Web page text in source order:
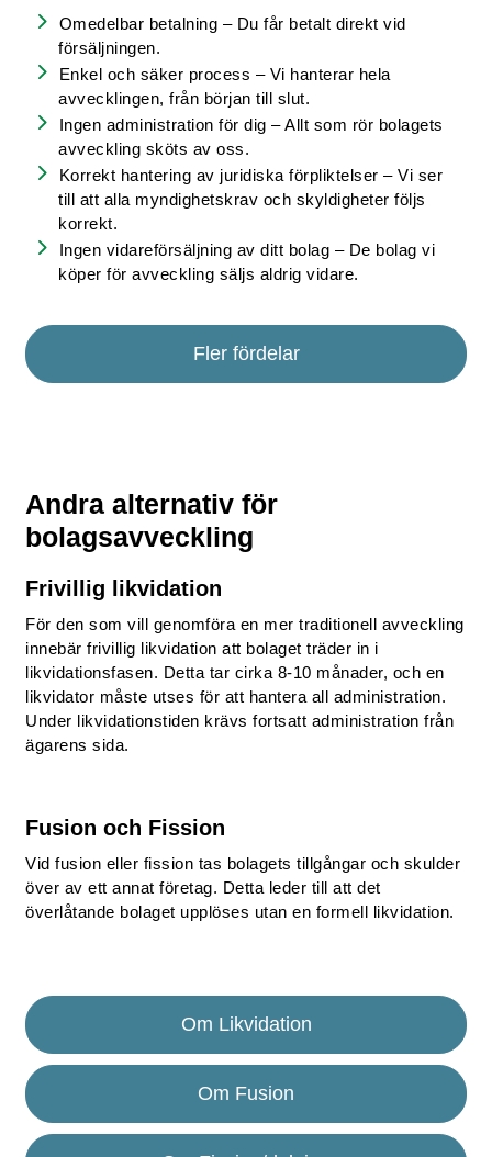
Omedelbar betalning – Du får betalt direkt vid
försäljningen.
Enkel och säker process – Vi hanterar hela
avvecklingen, från början till slut.
Ingen administration för dig – Allt som rör bolagets
avveckling sköts av oss.
Korrekt hantering av juridiska förpliktelser – Vi ser
till att alla myndighetskrav och skyldigheter följs
korrekt.
Ingen vidareförsäljning av ditt bolag – De bolag vi
köper för avveckling säljs aldrig vidare.
Fler fördelar
Andra alternativ för
bolagsavveckling
Frivillig likvidation
För den som vill genomföra en mer traditionell avveckling
innebär frivillig likvidation att bolaget träder in i
likvidationsfasen. Detta tar cirka 8-10 månader, och en
likvidator måste utses för att hantera all administration.
Under likvidationstiden krävs fortsatt administration från
ägarens sida.
Fusion och Fission
Vid fusion eller fission tas bolagets tillgångar och skulder
över av ett annat företag. Detta leder till att det
överlåtande bolaget upplöses utan en formell likvidation.
Om Likvidation
Om Fusion